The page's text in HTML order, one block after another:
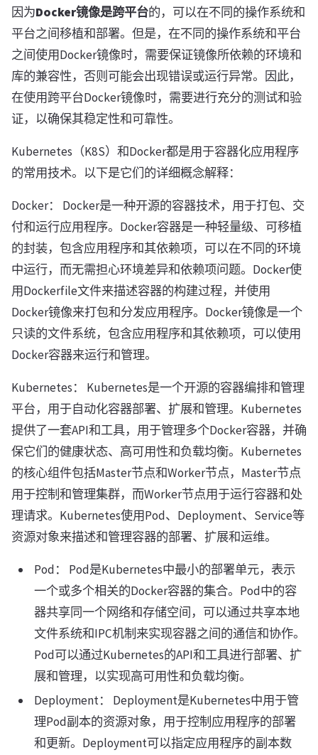
因为Docker镜像是跨平台的，可以在不同的操作系统和
平台之间移植和部署。但是，在不同的操作系统和平台
之间使用Docker镜像时，需要保证镜像所依赖的环境和
库的兼容性，否则可能会出现错误或运行异常。因此，
在使用跨平台Docker镜像时，需要进行充分的测试和验
证，以确保其稳定性和可靠性。
Kubernetes（K8S）和Docker都是用于容器化应用程序
的常用技术。以下是它们的详细概念解释：
Docker： Docker是一种开源的容器技术，用于打包、交
付和运行应用程序。Docker容器是一种轻量级、可移植
的封装，包含应用程序和其依赖项，可以在不同的环境
中运行，而无需担心环境差异和依赖项问题。Docker使
用Dockerfile文件来描述容器的构建过程，并使用
Docker镜像来打包和分发应用程序。Docker镜像是一个
只读的文件系统，包含应用程序和其依赖项，可以使用
Docker容器来运行和管理。
Kubernetes： Kubernetes是一个开源的容器编排和管理
平台，用于自动化容器部署、扩展和管理。Kubernetes
提供了一套API和工具，用于管理多个Docker容器，并确
保它们的健康状态、高可用性和负载均衡。Kubernetes
的核心组件包括Master节点和Worker节点，Master节点
用于控制和管理集群，而Worker节点用于运行容器和处
理请求。Kubernetes使用Pod、Deployment、Service等
资源对象来描述和管理容器的部署、扩展和运维。
Pod： Pod是Kubernetes中最小的部署单元，表示
一个或多个相关的Docker容器的集合。Pod中的容
器共享同一个网络和存储空间，可以通过共享本地
文件系统和IPC机制来实现容器之间的通信和协作。
Pod可以通过Kubernetes的API和工具进行部署、扩
展和管理，以实现高可用性和负载均衡。
Deployment： Deployment是Kubernetes中用于管
理Pod副本的资源对象，用于控制应用程序的部署
和更新。Deployment可以指定应用程序的副本数